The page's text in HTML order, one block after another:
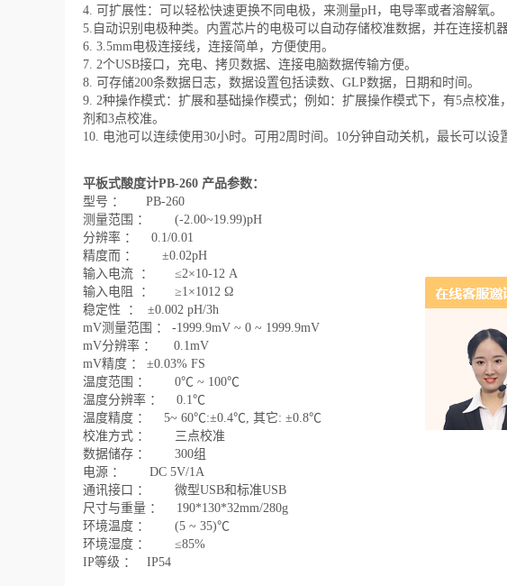
4. 可扩展性：可以轻松快速更换不同电极，来测量pH，电导率或者溶解氧。
5.自动识别电极种类。内置芯片的电极可以自动存储校准数据，并在连接机
6. 3.5mm电极连接线，连接简单，方便使用。
7. 2个USB接口，充电、拷贝数据、连接电脑数据传输方便。
8. 可存储200条数据日志，数据设置包括读数、GLP数据，日期和时间。
9. 2种操作模式：扩展和基础操作模式；例如：扩展操作模式下，有5点校
剂和3点校准。
10. 电池可以连续使用30小时。可用2周时间。10分钟自动关机，最长可以设
平板式酸度计PB-260 产品参数：
型号 ： PB-260
测量范围 ：
(-2.00~19.99)pH
分辨率 ：
0.1/0.01
精度而 ：
±0.02pH
输入电流
：
≤2×10-12 A
输入电阻
：
≥1×1012 Ω
稳定性
：
±0.002 pH/3h
mV测量范围 ：
-1999.9mV ~ 0 ~ 1999.9mV
mV分辨率 ：
0.1mV
mV精度 ：
±0.03% FS
温度范围 ：
0℃ ~ 100℃
温度分辨率 ：
0.1℃
温度精度 ：
5~ 60℃:±0.4℃, 其它: ±0.8℃
校准方式 ：
三点校准
数据储存 ：
300组
电源 ：
DC 5V/1A
通讯接口 ：
微型USB和标准USB
尺寸与重量 ：
190*130*32mm/280g
环境温度 ：
(5 ~ 35)℃
环境湿度 ：
≤85%
IP等级 ： IP54